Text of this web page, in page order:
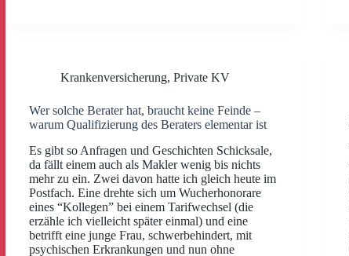
Krankenversicherung, Private KV
Wer solche Berater hat, braucht keine Feinde –
warum Qualifizierung des Beraters elementar ist
Es gibt so Anfragen und Geschichten Schicksale,
da fällt einem auch als Makler wenig bis nichts
mehr zu ein. Zwei davon hatte ich gleich heute im
Postfach. Eine drehte sich um Wucherhonorare
eines “Kollegen” bei einem Tarifwechsel (die
erzähle ich vielleicht später einmal) und eine
betrifft eine junge Frau, schwerbehindert, mit
psychischen Erkrankungen und nun ohne